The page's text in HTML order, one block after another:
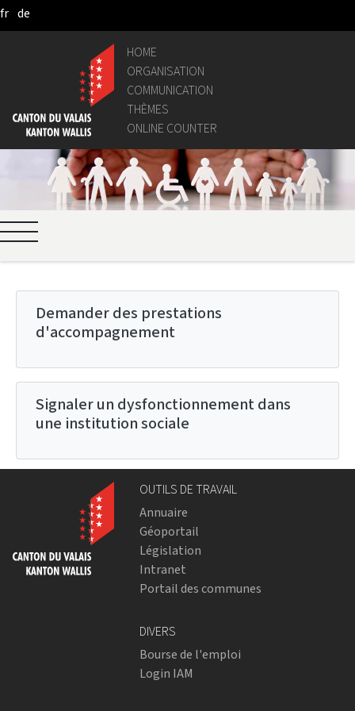
Skip to Main Content
fr de
HOME
ORGANISATION
COMMUNICATION
THÈMES
ONLINE COUNTER
Demander des prestations
d'accompagnement
Signaler un dysfonctionnement dans
une institution sociale
OUTILS DE TRAVAIL
Annuaire
Géoportail
Législation
Intranet
Portail des communes
DIVERS
Bourse de l'emploi
Login IAM